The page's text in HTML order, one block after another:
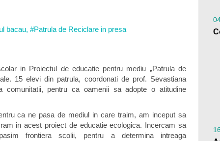
bacau, #Patrula de Reciclare in presa
in Proiectul de educatie pentru mediu „Patrula de
15 elevi din patrula, coordonati de prof. Sevastiana
comunitatii, pentru ca oamenii sa adopte o atitudine
ca ne pasa de mediul in care traim, am inceput sa
in acest proiect de educatie ecologica. Incercam sa
frontiera scolii, pentru a determina intreaga